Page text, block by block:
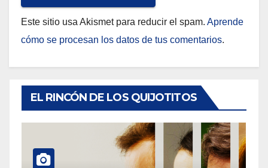
Este sitio usa Akismet para reducir el spam. Aprende
cómo se procesan los datos de tus comentarios.
EL RINCÓN DE LOS QUIJOTITOS